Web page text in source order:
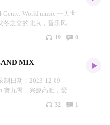
、Asics、
中。 作为Promoter的她以
实验⾳乐⼀览⽆余的展⽰
Cika Koo的⾝份出现
和空灵感的的新式俱乐部
爱之岛）是SILK和三里屯
下午合作的音乐分享活
后的概念，在咖啡店小憩
我们将下午活动搬到线
忘的声音体验，带领观
动能量。 她曾为国际知
MOB, Rae Sremmurd,
Brodinski, Mykki
X。她曾在东京，首
艺术和时尚活动中为包括
Laurent, Burberry,
在内的知名人物制作音
之岛）是SILK和三里屯
下午合作的音乐分享活
World music 一天世
之交的北京，音乐风格
每周末下午合作的音乐分
乐；我们将下午活动搬到
你能听到每周演出艺术家
忙工作之余的舒适庇护
19 0
MIX
制日期：2023-12-09
響九霄，兴趣高雅，爱好
Trip咖啡在每周末下午
32 1